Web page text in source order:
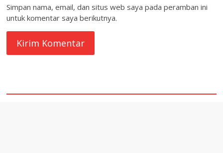
Simpan nama, email, dan situs web saya pada peramban ini
untuk komentar saya berikutnya.